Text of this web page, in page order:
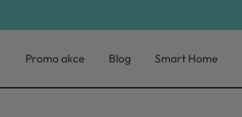
Promo akce Blog Smart Home